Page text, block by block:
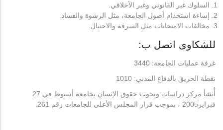
السلوك غير القانوني وغير الأخلاقي.
إساءة استخدام أصول الجامعة، مثل الرشوة والفساد.
مخالفات الامتحانات مثل السرقة والاحتيال.
للشكاوى اتصل ب:
غرفة عمليات الجامعة: 3440
نقطة الحريق بالدفاع المدني: 1010
أُنشأ مركز دراسات وبحوث حقوق الإنسان بجامعة أسيوط في 27
فبراير2005 ، بموجب قرار المجلس الأعلى للجامعات رقم 261.